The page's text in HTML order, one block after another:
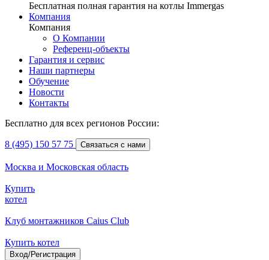
Бесплатная полная гарантия на котлы Immergas
Компания
Компания
О Компании
Референц-объекты
Гарантия и сервис
Наши партнеры
Обучение
Новости
Контакты
Бесплатно для всех регионов России:
8 (495) 150 57 75 Связаться с нами
Москва и Московская область
Купить
котел
Клуб монтажников Caius Club
Купить котел
Вход/Регистрация